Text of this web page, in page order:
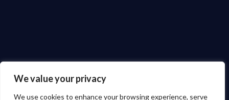
We value your privacy
We use cookies to enhance your browsing experience, serve